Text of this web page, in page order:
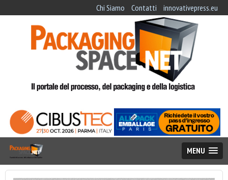
Chi Siamo Contatti innovativepress.eu
MENU